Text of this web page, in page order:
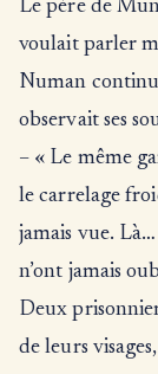
Le père de
voulait parler
Numan
observait ses
– « Le même
le carrelage
jamais vue. Là…
n’ont jamais
Deux
de leurs